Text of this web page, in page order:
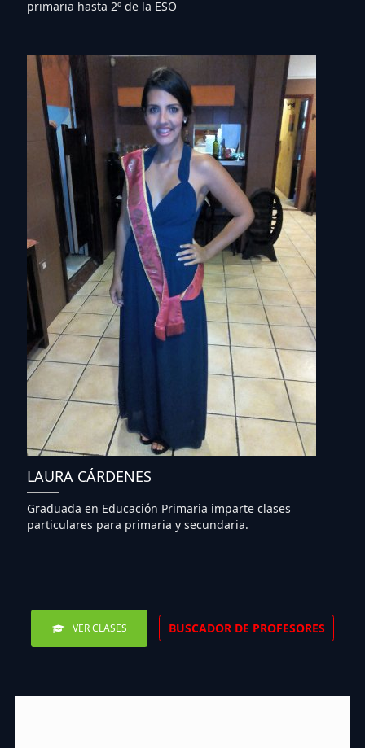
primaria hasta 2º de la ESO
LAURA CÁRDENES
Graduada en Educación Primaria imparte clases
particulares para primaria y secundaria.
VER CLASES BUSCADOR DE PROFESORES